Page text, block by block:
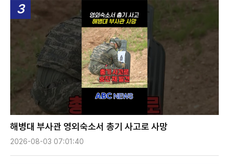
3
해병대 부사관 영외숙소서 총기 사고로 사망
2026-08-03 07:01:40